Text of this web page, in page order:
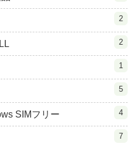
2
2
1
5
SIMフリー 4
7